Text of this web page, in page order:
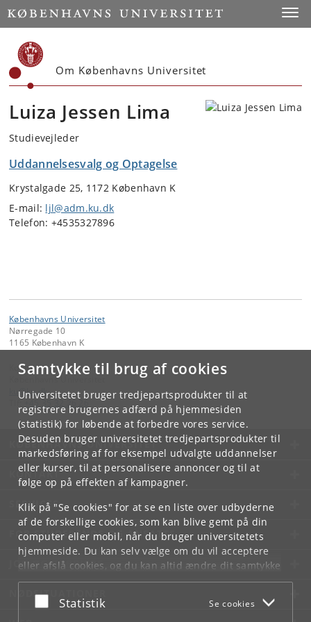
Samtykke til brug af cookies
Universitetet bruger tredjepartsprodukter til at
registrere brugernes adfærd på hjemmesiden
(statistik) for løbende at forbedre vores service.
Desuden bruger universitetet tredjepartsprodukter til
markedsføring af for eksempel udvalgte uddannelser
eller kurser, til at personalisere annoncer og til at
følge op på effekten af kampagner.
Klik på "Se cookies" for at se en liste over udbyderne
af de forskellige cookies, som kan blive gemt på din
computer eller mobil, når du bruger universitetets
hjemmeside. Du kan selv vælge om du vil acceptere
eller afslå cookies, og du kan altid ændre dit samtykke
underCookie- og privatlivspolitiksom du finder i
bunden af hver side.
Acceptér eller afslå
Statistik Se cookies
Start
Om Københavns Universitet
Luiza Jessen Lima
Studievejleder
Uddannelsesvalg og Optagelse
Krystalgade 25, 1172 København K
E-mail: ljl@adm.ku.dk
Telefon: +4535327896
Københavns Universitet
Nørregade 10
1165 København K
Kontakt:
Københavns Universitet
@ku.dk
KØBENHAVNS UNIVERSITET
KONTAKT
SERVICES
FOR STUDERENDE OG ANSATTE
JOB OG KARRIERE
NØDSITUATIONER